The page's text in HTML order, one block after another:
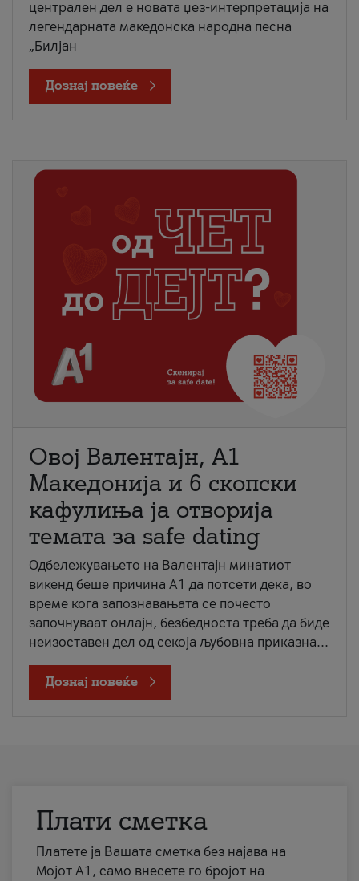
централен дел е новата џез-интерпретација на
легендарната македонска народна песна
„Билјан
Дознај повеќе
Овој Валентајн, A1
Македонија и 6 скопски
кафулиња ја отворија
темата за safe dating
Одбележувањето на Валентајн минатиот
викенд беше причина А1 да потсети дека, во
време кога запознавањата се почесто
започнуваат онлајн, безбедноста треба да биде
неизоставен дел од секоја љубовна приказна...
Дознај повеќе
Плати сметка
Платете ја Вашата сметка без најава на
Мојот А1, само внесете го бројот на